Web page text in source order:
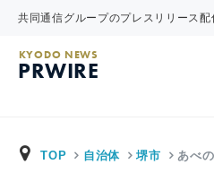
共同通信グループのプレスリリース配
KYODO NEWS
PRWIRE
TOP 自治体 堺市 あべ